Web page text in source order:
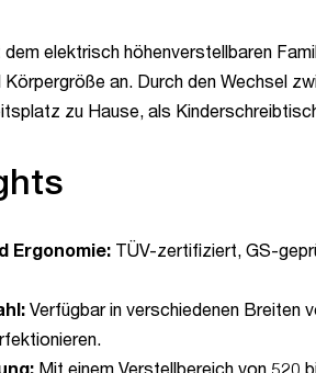
elektrisch höhenverstellbaren
an. Durch den Wechsel
zu Hause, als
Ergonomie: TÜV-zertifiziert, GS-
Verfügbar in verschiedenen Breiten
Mit einem Verstellbereich von 520